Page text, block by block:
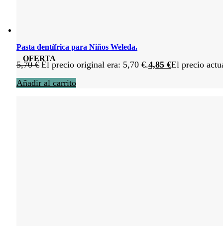
OFERTA
Pasta dentífrica para Niños Weleda.
5,70€ El precio original era: 5,70 €.4,85 €El precio
Añadir al carrito